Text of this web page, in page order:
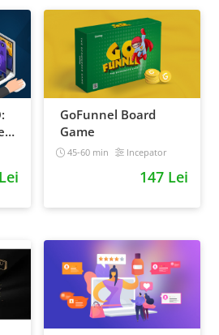
GoFunnel Board
Game
45-60 min Incepator
147 Lei